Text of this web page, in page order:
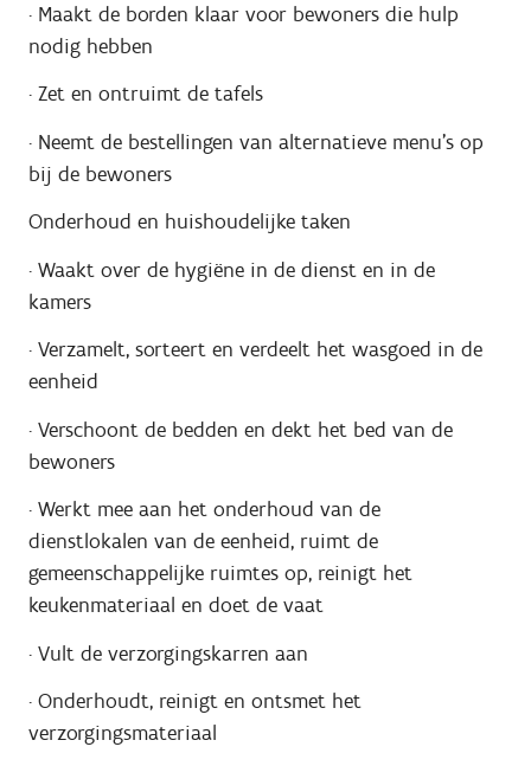
· Maakt de borden klaar voor bewoners die hulp
nodig hebben
· Zet en ontruimt de tafels
· Neemt de bestellingen van alternatieve menu’s op
bij de bewoners
Onderhoud en huishoudelijke taken
· Waakt over de hygiëne in de dienst en in de
kamers
· Verzamelt, sorteert en verdeelt het wasgoed in de
eenheid
· Verschoont de bedden en dekt het bed van de
bewoners
· Werkt mee aan het onderhoud van de
dienstlokalen van de eenheid, ruimt de
gemeenschappelijke ruimtes op, reinigt het
keukenmateriaal en doet de vaat
· Vult de verzorgingskarren aan
· Onderhoudt, reinigt en ontsmet het
verzorgingsmateriaal